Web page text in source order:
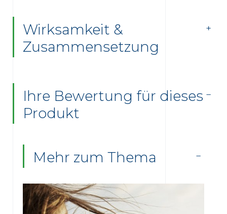
Wirksamkeit &
Zusammensetzung
Ihre Bewertung für dieses
Produkt
Mehr zum Thema